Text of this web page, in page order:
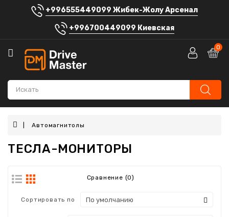
+996555449099 Жибек-Жолу Арсенал
+996700449099 Киевская
Категории
Аккумуляторы
Автомагнитолы
Штатные
устройства
Автозвук
0
Автомагнитолы
ТЕСЛА-МОНИТОРЫ
Сравнение (0)
Сортировать по